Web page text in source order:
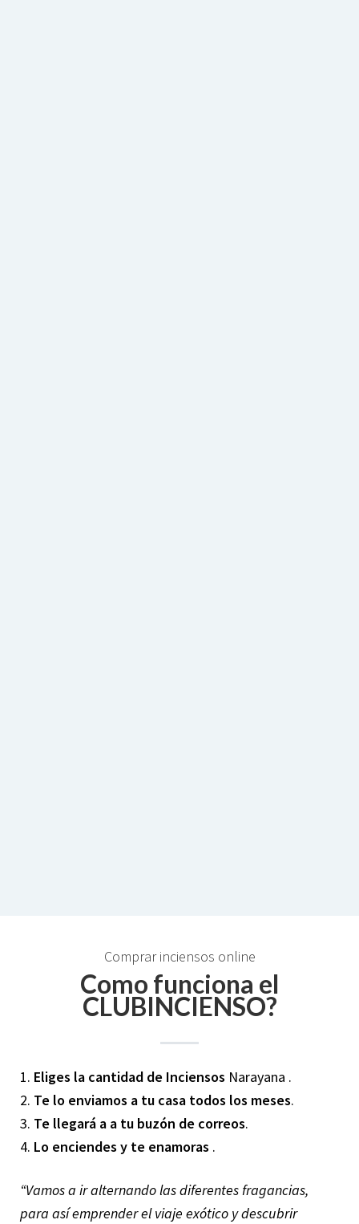
Comprar inciensos online
Como funciona el
CLUBINCIENSO?
1. Eliges la cantidad de Inciensos Narayana .
2. Te lo enviamos a tu casa todos los meses.
3. Te llegará a a tu buzón de correos.
4. Lo enciendes y te enamoras .
“Vamos a ir alternando las diferentes fragancias,
para así emprender el viaje exótico y descubrir